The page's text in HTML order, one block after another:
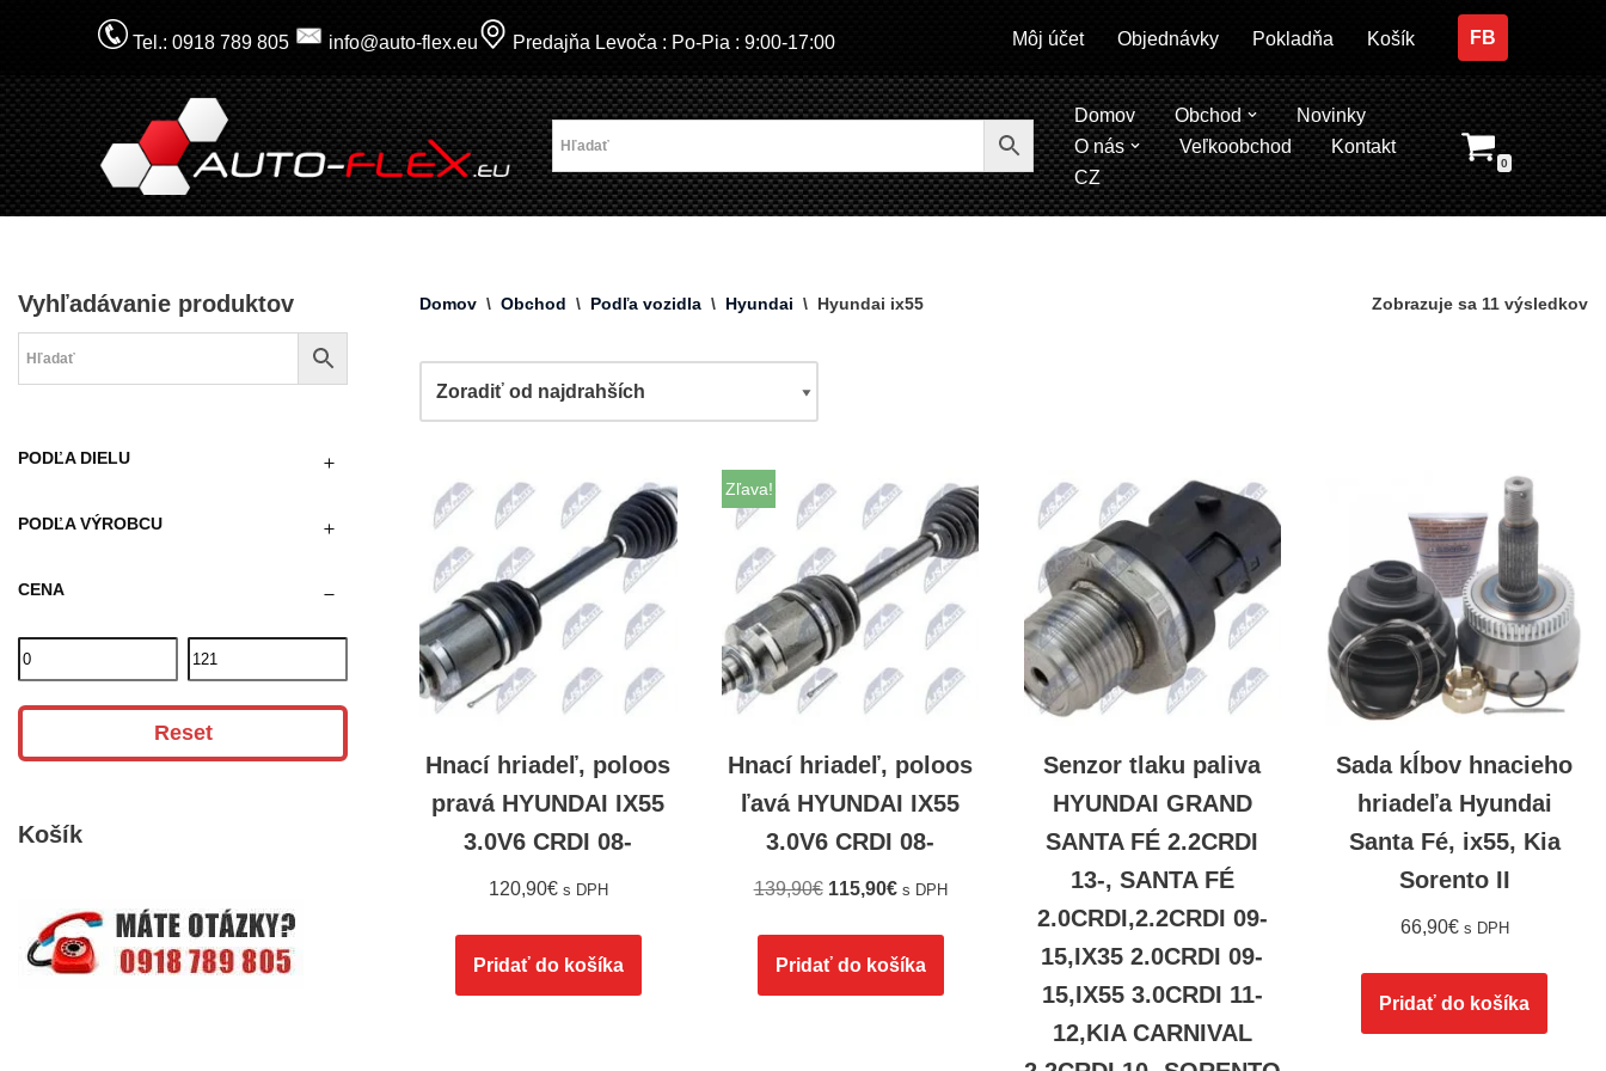
na
obsah
Tel.: 0918 789 805 info@auto-flex.eu Predajňa Levoča : Po-Pia : 9:00-17:00 Môj účet Objednávky Pokladňa Košík FB
Domov Obchod
Novinky
O nás
Veľkoobchod
Kontakt
CZ
0
Vyhľadávanie produktov
PODĽA DIELU
PODĽA VÝROBCU
CENA
Reset
Košík
Domov \ Obchod \ Podľa vozidla \ Hyundai \ Hyundai ix55 Zobrazuje sa 11 výsledkov
Hnací hriadeľ, poloos
pravá HYUNDAI IX55
3.0V6 CRDI 08-
120,90€ s DPH
Pridať do košíka
Zľava!
Hnací hriadeľ, poloos
ľavá HYUNDAI IX55
3.0V6 CRDI 08-
139,90€ 115,90€ s DPH
Pridať do košíka
Senzor tlaku paliva
HYUNDAI GRAND
SANTA FÉ 2.2CRDI
13-, SANTA FÉ
2.0CRDI,2.2CRDI 09-
15,IX35 2.0CRDI 09-
15,IX55 3.0CRDI 11-
12,KIA CARNIVAL
Sada kĺbov hnacieho
hriadeľa Hyundai
Santa Fé, ix55, Kia
Sorento II
66,90€ s DPH
Pridať do košíka